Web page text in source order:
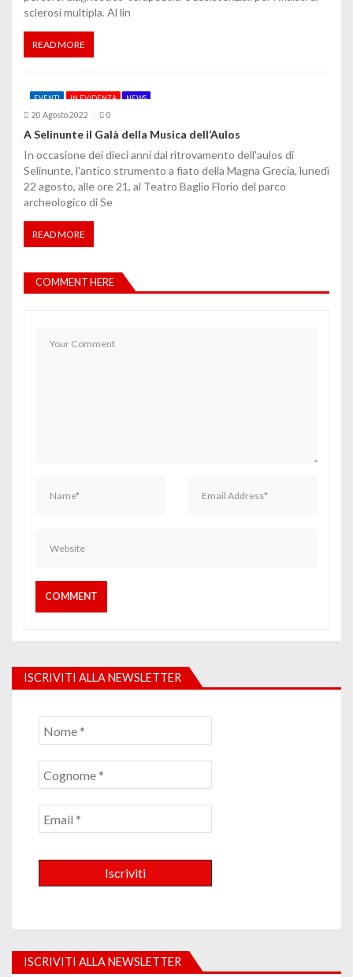
sclerosi multipla. Al lin
READ MORE
EVENTI IN EVIDENZA NEWS
20 Agosto 2022 0
A Selinunte il Galà della Musica dell’Aulos
In occasione dei dieci anni dal ritrovamento dell'aulos di
Selinunte, l'antico strumento a fiato della Magna Grecia, lunedì
22 agosto, alle ore 21, al Teatro Baglio Florio del parco
archeologico di Se
READ MORE
COMMENT HERE
ISCRIVITI ALLA NEWSLETTER
ISCRIVITI ALLA NEWSLETTER